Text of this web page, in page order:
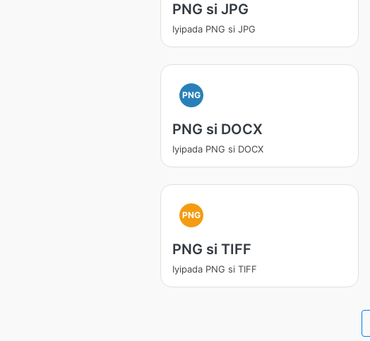
PNG si JPG
Iyipada PNG si JPG
PNG
PNG si DOCX
Iyipada PNG si DOCX
PNG
PNG si TIFF
Iyipada PNG si TIFF